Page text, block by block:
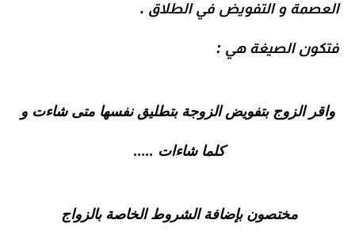
العصمة و التفويض في الطلاق .
فتكون الصيغة هي :
واقر الزوج بتفويض الزوجة بتطليق نفسها متى شاءت و
كلما شاءات .....
مختصون بإضافة الشروط الخاصة بالزواج